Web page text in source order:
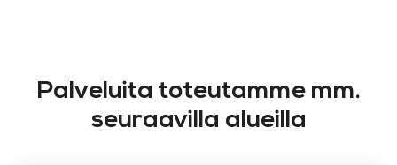
Palveluita toteutamme mm.
seuraavilla alueilla